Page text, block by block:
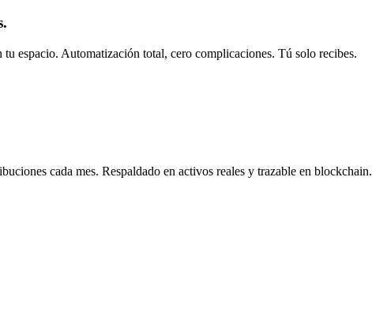
espacio. Automatización total, cero complicaciones. Tú solo recibes.
cada mes. Respaldado en activos reales y trazable en blockchain.